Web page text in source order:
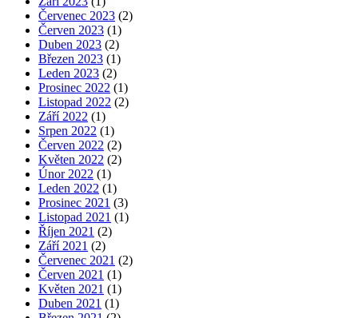
Červenec 2023 (2)
Červen 2023 (1)
Duben 2023 (2)
Březen 2023 (1)
Leden 2023 (2)
Prosinec 2022 (1)
Listopad 2022 (2)
Září 2022 (1)
Srpen 2022 (1)
Červen 2022 (2)
Květen 2022 (2)
Únor 2022 (1)
Leden 2022 (1)
Prosinec 2021 (3)
Listopad 2021 (1)
Říjen 2021 (2)
Září 2021 (2)
Červenec 2021 (2)
Červen 2021 (1)
Květen 2021 (1)
Duben 2021 (1)